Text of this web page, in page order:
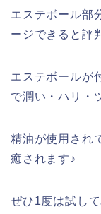
エステボール部
ージできると評
エステボールが
で潤い・ハリ・
精油が使用され
癒されます♪
ぜひ1度は試し